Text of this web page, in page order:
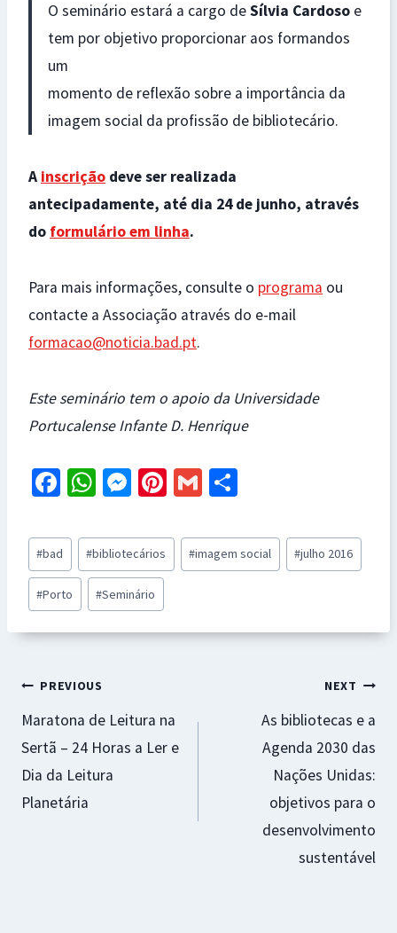
O seminário estará a cargo deSílvia Cardosoe
tem por objetivo proporcionar aos formandos
um
momento de reflexão sobre a importância da
imagem social da profissão de bibliotecário.
A inscrição deve ser realizada
antecipadamente, até dia 24 de junho, através
do formulário em linha.
Para mais informações, consulte o programa ou
contacte a Associação através do e-mail
formacao@noticia.bad.pt.
Este seminário tem o apoio da Universidade
Portucalense Infante D. Henrique
Fa
b
o
o
k
W
at
sA
p
p
M
se
n
ge
r
Pi
er
es
G
ai
l
ar
e
Post
Tags:
#bad #bibliotecários #imagem social #julho 2016
#Porto #Seminário
Navegação
de
artigos
PREVIOUS
Maratona de Leitura na
Sertã – 24 Horas a Ler e
Dia da Leitura
Planetária
NEXT
As bibliotecas e a
Agenda 2030 das
Nações Unidas:
objetivos para o
desenvolvimento
sustentável